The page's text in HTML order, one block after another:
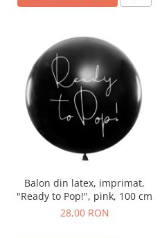
Balon din latex, imprimat,
"Ready to Pop!", pink, 100 cm
28,00 RON